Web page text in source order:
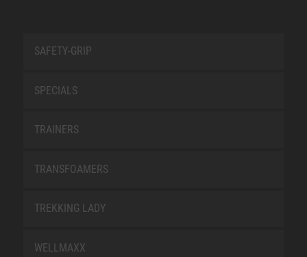
SAFETY-GRIP
SPECIALS
TRAINERS
TRANSFOAMERS
TREKKING LADY
WELLMAXX